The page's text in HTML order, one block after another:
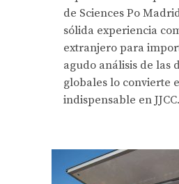
de Sciences Po
sólida experiencia
extranjero para
agudo análisis de las
globales lo convierte
indispensable en JJCC.